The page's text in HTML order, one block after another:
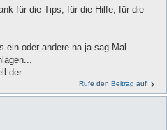
für die Tips, für die Hilfe, für die
ein oder andere na ja sag Mal
der ...
Rufe den Beitrag auf